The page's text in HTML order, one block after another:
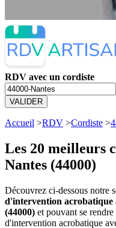
RDV avec un cordiste
VALIDER
Accueil >RDV >Cordiste >
Les 20 meilleurs
Nantes (44000)
Découvrez ci-dessous notre
d'intervention acrobatique
(44000) et pouvant se
d'intervention acrobatique